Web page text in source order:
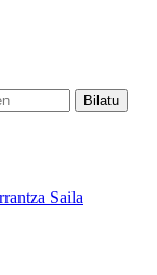
Saila